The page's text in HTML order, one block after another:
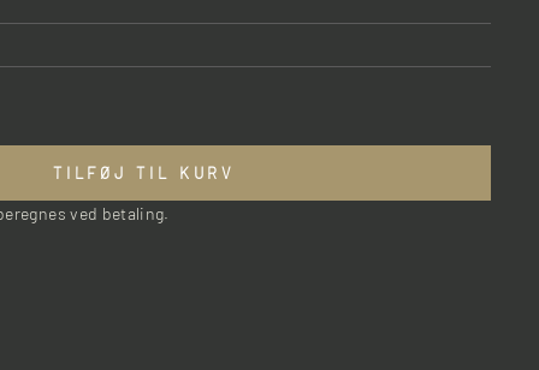
TILFØJ TIL KURV
ved betaling.